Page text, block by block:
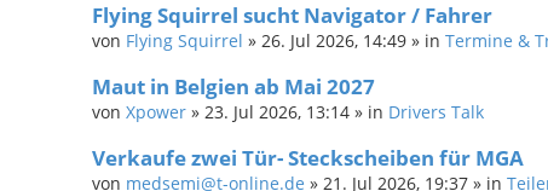
Flying Squirrel sucht Navigator / Fahrer
von Flying Squirrel » 26. Jul 2026, 14:49 » in Termine &
Maut in Belgien ab Mai 2027
von Xpower » 23. Jul 2026, 13:14 » in Drivers Talk
Verkaufe zwei Tür- Steckscheiben für MGA
von medsemi@t-online.de » 21. Jul 2026, 19:37 » in